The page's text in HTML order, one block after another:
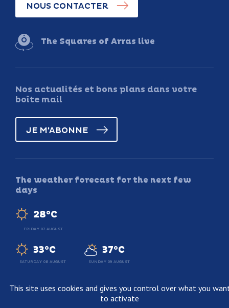
NOUS CONTACTER
The Squares of Arras live
Nos actualités et bons plans dans votre
boîte mail
JE M'ABONNE
The weather forecast for the next few
days
28°C
FRIDAY 07 AUGUST
33°C
SATURDAY 08 AUGUST
37°C
SUNDAY 09 AUGUST
This site uses cookies and gives you control over what you
to activate